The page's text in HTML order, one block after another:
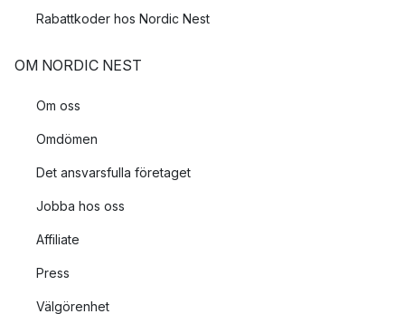
Rabattkoder hos Nordic Nest
OM NORDIC NEST
Om oss
Omdömen
Det ansvarsfulla företaget
Jobba hos oss
Affiliate
Press
Välgörenhet